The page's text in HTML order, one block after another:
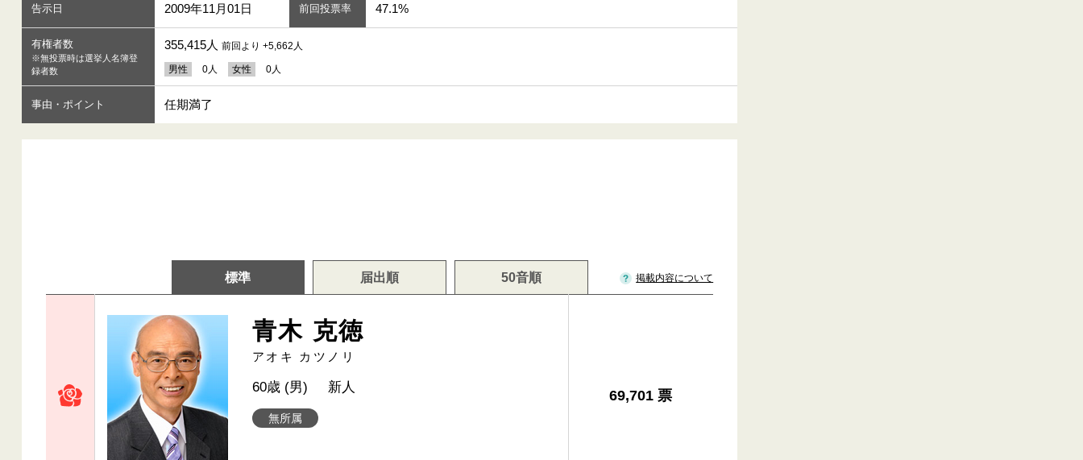
告示日 2009年11月01日 前回投票率 47.1%
有権者数
※無投票時は選挙人名簿登
録者数
355,415人 前回より +5,662人
男性 0人 女性 0人
事由・ポイント 任期満了
標準 届出順 50音順 掲載内容について
青木 克徳
アオキ カツノリ
無所属
60歳 (男) 新人
69,701 票